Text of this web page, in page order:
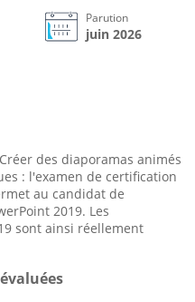
Parution
juin 2026
des diaporamas animés
: l'examen de certification
au candidat de
2019. Les
sont ainsi réellement